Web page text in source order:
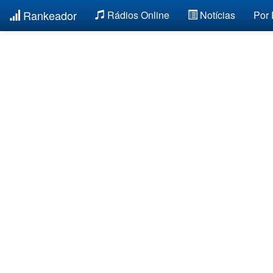
Rankeador Rádios Online Notícias Por